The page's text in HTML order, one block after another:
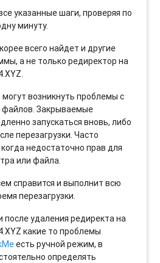
указанные шаги, проверяя по
минуту.
всего найдет и другие
а не только редиректор на
возникнуть проблемы с
Закрываемые
запускаться вновь, либо
перезагрузки. Часто
недостаточно прав для
или файла.
справится и выполнит всю
перезагрузки.
после удаления редиректа на
какие то проблемы
есть ручной режим, в
определять